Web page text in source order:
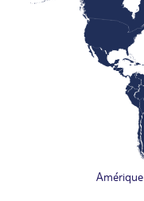
Amérique